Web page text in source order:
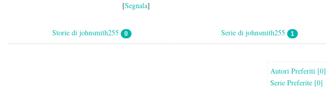
[Segnala]
Storie di johnsmith255 0 Serie di johnsmith255 1
Autori Preferiti [0]
Serie Preferite [0]